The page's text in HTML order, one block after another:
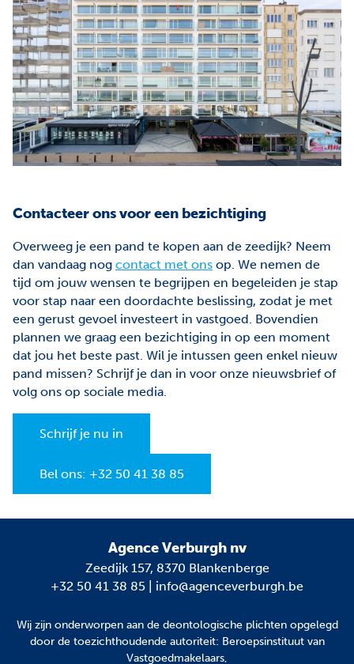
Contacteer ons voor een bezichtiging
Overweeg je een pand te kopen aan de zeedijk? Neem
dan vandaag nog contact met ons op. We nemen de
tijd om jouw wensen te begrijpen en begeleiden je stap
voor stap naar een doordachte beslissing, zodat je met
een gerust gevoel investeert in vastgoed. Bovendien
plannen we graag een bezichtiging in op een moment
dat jou het beste past. Wil je intussen geen enkel nieuw
pand missen? Schrijf je dan in voor onze nieuwsbrief of
volg ons op sociale media.
Schrijf je nu in
Bel ons: +32 50 41 38 85
Agence Verburgh nv
Zeedijk 157, 8370 Blankenberge
+32 50 41 38 85
info@agenceverburgh.be
Wij zijn onderworpen aan de deontologische plichtenopgelegd
door de toezichthoudende autoriteit: Beroepsinstituut van
Vastgoedmakelaars,